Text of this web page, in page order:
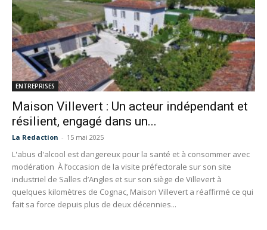
ENTREPRISES
Maison Villevert : Un acteur indépendant et
résilient, engagé dans un...
La Redaction - 15 mai 2025
L'abus d'alcool est dangereux pour la santé et à consommer avec
modération À l’occasion de la visite préfectorale sur son site
industriel de Salles d’Angles et sur son siège de Villevert à
quelques kilomètres de Cognac, Maison Villevert a réaffirmé ce qui
fait sa force depuis plus de deux décennies...